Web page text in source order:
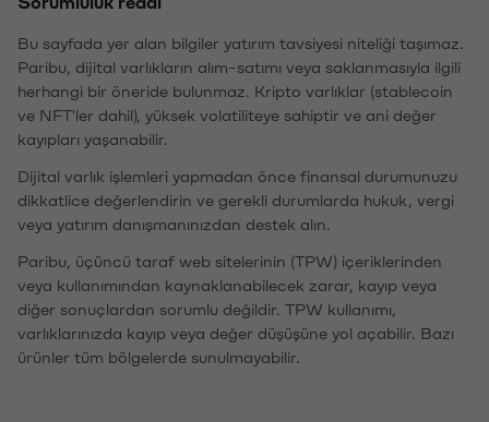
Bu sayfada yer alan bilgiler yatırım tavsiyesi niteliği taşımaz.
Paribu, dijital varlıkların alım-satımı veya saklanmasıyla ilgili
herhangi bir öneride bulunmaz. Kripto varlıklar (stablecoin
ve NFT'ler dahil), yüksek volatiliteye sahiptir ve ani değer
kayıpları yaşanabilir.
Dijital varlık işlemleri yapmadan önce finansal durumunuzu
dikkatlice değerlendirin ve gerekli durumlarda hukuk, vergi
veya yatırım danışmanınızdan destek alın.
Paribu, üçüncü taraf web sitelerinin (TPW) içeriklerinden
veya kullanımından kaynaklanabilecek zarar, kayıp veya
diğer sonuçlardan sorumlu değildir. TPW kullanımı,
varlıklarınızda kayıp veya değer düşüşüne yol açabilir. Bazı
ürünler tüm bölgelerde sunulmayabilir.